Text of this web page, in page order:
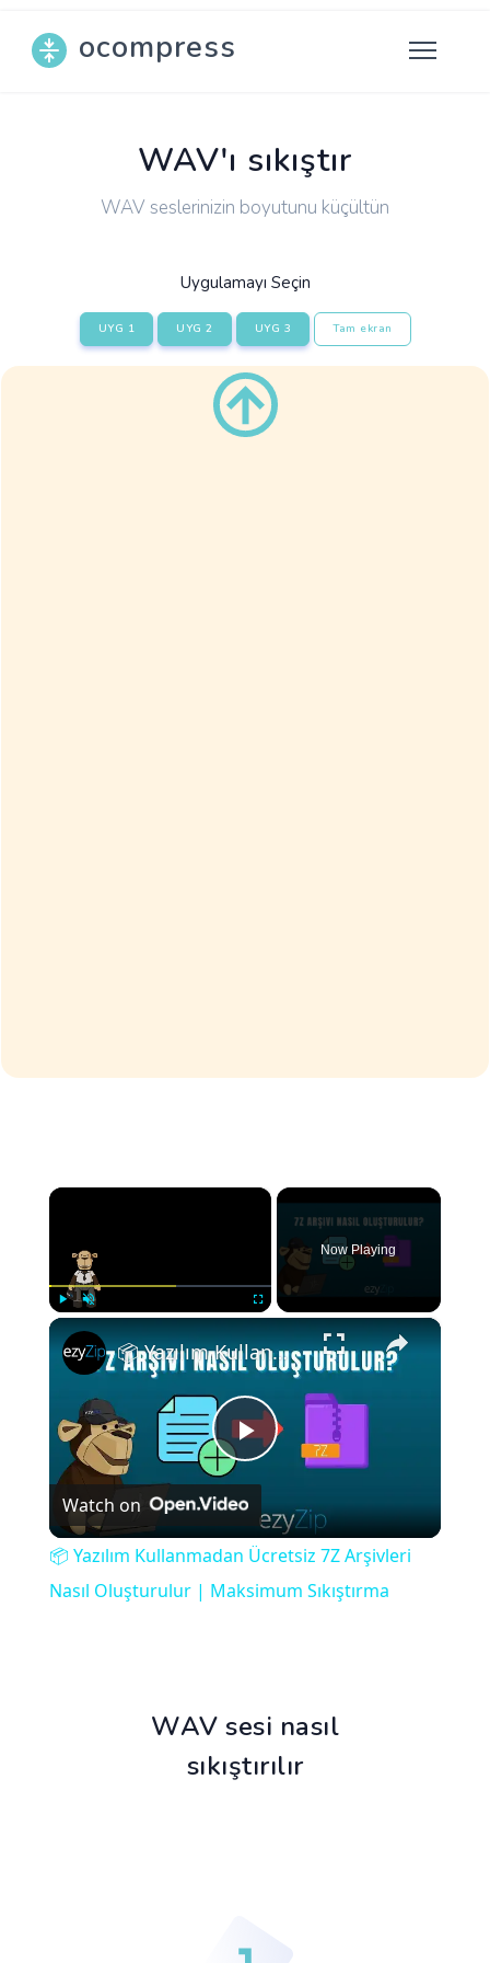
ocompress
WAV'ı sıkıştır
WAV seslerinizin boyutunu küçültün
Uygulamayı Seçin
UYG 1 UYG 2 UYG 3 Tam ekran
×
Now Playing
×
Play
Video
📦 Yazılım Kullanmadan Ücretsiz 7Z Arşivleri Nasıl Oluşturulur | Maksimum Sıkıştırma
Watch on
📦 Yazılım Kullanmadan Ücretsiz 7Z Arşivleri
Nasıl Oluşturulur | Maksimum Sıkıştırma
WAV sesi nasıl
sıkıştırılır